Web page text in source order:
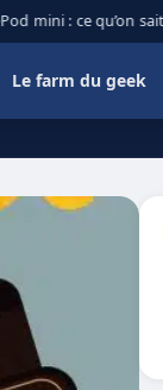
mini : ce qu’on sait
Le farm du geek